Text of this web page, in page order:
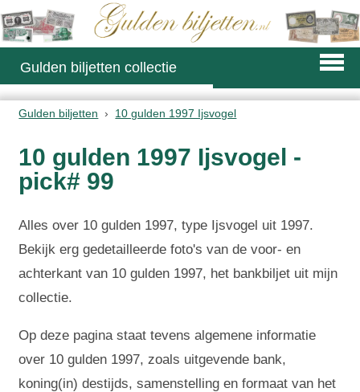
Gulden biljetten collectie
Gulden biljetten 10 gulden 1997 Ijsvogel
10 gulden 1997 Ijsvogel -
pick# 99
Alles over 10 gulden 1997, type Ijsvogel uit 1997.
Bekijk erg gedetailleerde foto's van de voor- en
achterkant van 10 gulden 1997, het bankbiljet uit mijn
collectie.
Op deze pagina staat tevens algemene informatie
over 10 gulden 1997, zoals uitgevende bank,
koning(in) destijds, samenstelling en formaat van het